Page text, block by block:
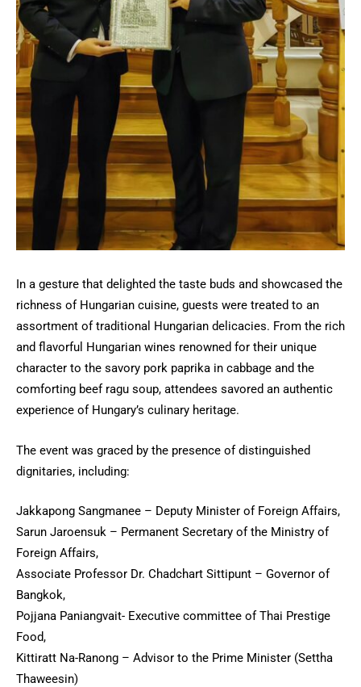
In a gesture that delighted the taste buds and showcased the
richness of Hungarian cuisine, guests were treated to an
assortment of traditional Hungarian delicacies. From the rich
and flavorful Hungarian wines renowned for their unique
character to the savory pork paprika in cabbage and the
comforting beef ragu soup, attendees savored an authentic
experience of Hungary’s culinary heritage.
The event was graced by the presence of distinguished
dignitaries, including:
Jakkapong Sangmanee – Deputy Minister of Foreign Affairs,
Sarun Jaroensuk – Permanent Secretary of the Ministry of
Foreign Affairs,
Associate Professor Dr. Chadchart Sittipunt – Governor of
Bangkok,
Pojjana Paniangvait- Executive committee of Thai Prestige
Food,
Kittiratt Na-Ranong – Advisor to the Prime Minister (Settha
Thaweesin)